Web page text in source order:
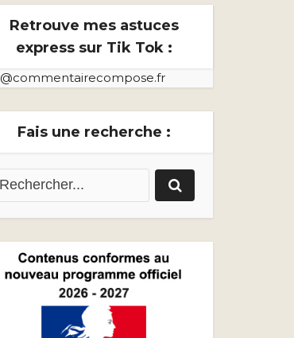
Retrouve mes astuces
express sur Tik Tok :
@commentairecompose.fr
Fais une recherche :